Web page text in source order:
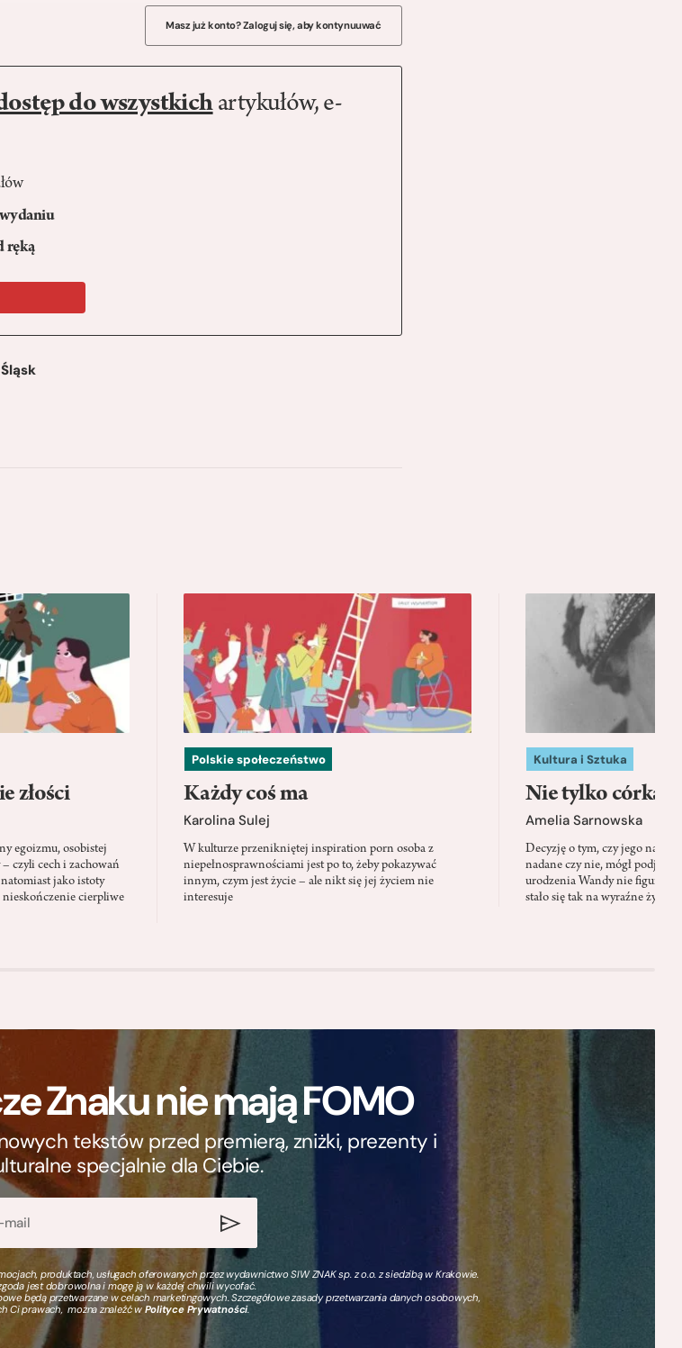
Masz już konto? Zaloguj się, aby kontynuuwać
do wszystkichartykułów, e-
ręką
złości
egoizmu, osobistej
czyli cech i zachowań
jako istoty
nieskończenie cierpliwe
Polskie społeczeństwo
Każdy coś ma
Karolina Sulej
W kulturze przenikniętej inspiration porn osoba z
niepełnosprawnościami jest po to, żeby pokazywać
innym, czym jest życie – ale nikt się jej życiem nie
interesuje
Kultura i Sztuka
Nie tylko córka
Amelia Sarnowska
Decyzję o tym, czy jego
nadane czy nie, mógł podjąć
urodzenia Wandy nie figuruje
stało się tak na wyraźne
Znaku nie mają FOMO
tekstów przed premierą, zniżki, prezenty i
specjalnie dla Ciebie.
produktach, usługach oferowanych przez wydawnictwo SIW ZNAK sp. z o.o. z siedzibą w Krakowie.
jest dobrowolna i mogę ją w każdej chwili wycofać.
będą przetwarzane w celach marketingowych. Szczegółowe zasady przetwarzania danych osobowych,
Ci prawach, można znaleźć wPolityce Prywatności.